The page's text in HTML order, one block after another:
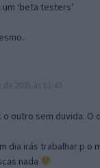
‘beta testers’
o outro sem duvida. O
dia irás trabalhar p o
nada